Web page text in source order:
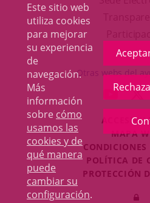
Este sitio web
utiliza cookies
para mejorar
su experiencia
de
navegación.
Más
información
sobre cómo
usamos las
cookies y de
qué manera
puede
cambiar su
configuración.
Otras webs del
A
UNA
A
MAPA
CONDICIONES
POLÍTICA DE
PROTECCIÓN